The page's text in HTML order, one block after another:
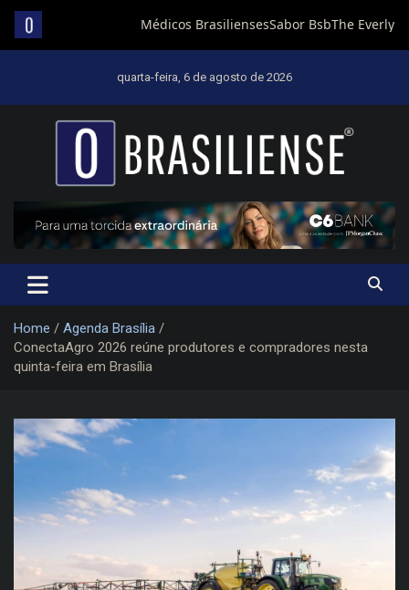
quarta-feira, 6 de agosto de 2026
Um diário de notícias que trabalha por Brasília
Home
Agenda Brasília
ConectaAgro 2026 reúne produtores e compradores nesta
quinta-feira em Brasília